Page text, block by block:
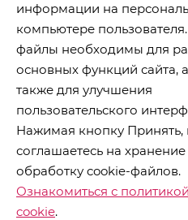
2026 © БЕЛБОГЕМИЯ (c).
хозяйственными товарами.
Толбухина 2а, пом. 2,
Разработано в
информации на
компьютере
файлы необходимы для
основных функций сайта, а
также для улучшения
пользовательского
Нажимая кнопку Принять,
соглашаетесь на хранение
обработку cookie-файлов.
Ознакомиться с политикой
cookie.